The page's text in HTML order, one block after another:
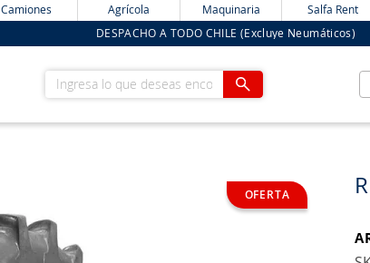
Camiones Agrícola Maquinaria Salfa Rent
DESPACHO A TODO CHILE (Excluye Neumáticos)
Ingresa lo que deseas encontrar